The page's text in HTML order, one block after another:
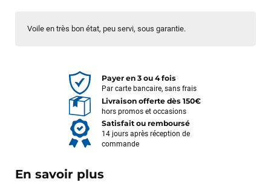
Voile en très bon état, peu servi, sous garantie.
Payer en 3 ou 4 fois
Par carte bancaire, sans frais
Livraison offerte dès 150€
hors promos et occasions
Satisfait ou remboursé
14 jours après réception de
commande
En savoir plus